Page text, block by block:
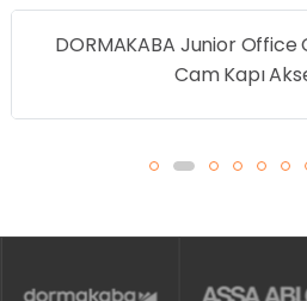
DORMAKABA Junior Office
Cam Kapı